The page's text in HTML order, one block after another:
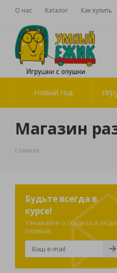
О нас Каталог Как купить
Новый год
Магазин
Главная
Будьте всегда в
курсе!
Узнавайте о скидках и
первым